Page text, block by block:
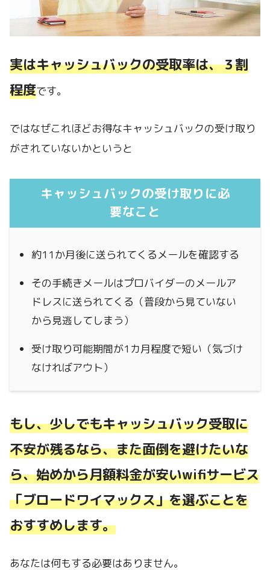
実はキャッシュバックの受取率は、３割
程度です。
ではなぜこれほどお得なキャッシュバックの受け取り
がされていないかというと
キャッシュバックの受け取りに必
要なこと
約11か月後に送られてくるメールを確認する
その手続きメールはプロバイダーのメールア
ドレスに送られてくる（普段から見ていない
から見逃してしまう）
受け取り可能期間が1カ月程度で短い（気づけ
なければアウト）
もし、少しでもキャッシュバック受取に
不安が残るなら、また面倒を避けたいな
ら、始めから月額料金が安いwifiサービス
「ブロードワイマックス」を選ぶことを
おすすめします。
あなたは何もする必要はありません。